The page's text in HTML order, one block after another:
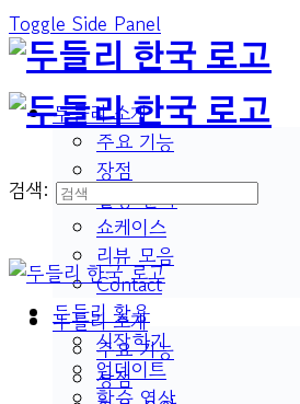
Toggle Side Panel
두들리 소개
주요 기능
장점
활용 분야
쇼케이스
리뷰 모음
Contact
두들리 활용
시작하기
업데이트
학습 영상
검색:
두들리 소개
주요 기능
장점